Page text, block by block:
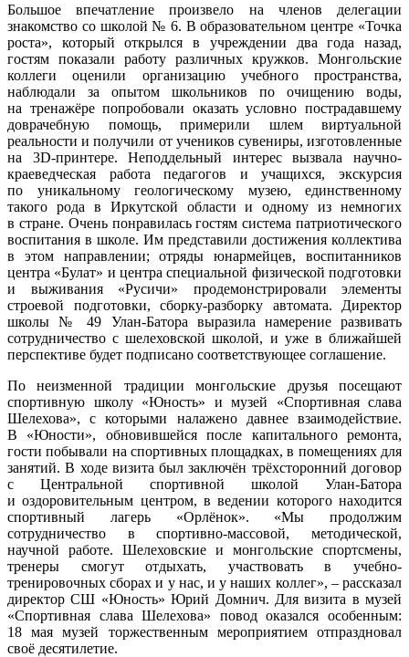
Большое впечатление произвело на членов делегации
знакомство со школой № 6. В образовательном центре «Точка
роста», который открылся в учреждении два года назад,
гостям показали работу различных кружков. Монгольские
коллеги оценили организацию учебного пространства,
наблюдали за опытом школьников по очищению воды,
на тренажёре попробовали оказать условно пострадавшему
доврачебную помощь, примерили шлем виртуальной
реальности и получили от учеников сувениры, изготовленные
на 3D-принтере. Неподдельный интерес вызвала научно-
краеведческая работа педагогов и учащихся, экскурсия
по уникальному геологическому музею, единственному
такого рода в Иркутской области и одному из немногих
в стране. Очень понравилась гостям система патриотического
воспитания в школе. Им представили достижения коллектива
в этом направлении; отряды юнармейцев, воспитанников
центра «Булат» и центра специальной физической подготовки
и выживания «Русичи» продемонстрировали элементы
строевой подготовки, сборку-разборку автомата. Директор
школы № 49 Улан-Батора выразила намерение развивать
сотрудничество с шелеховской школой, и уже в ближайшей
перспективе будет подписано соответствующее соглашение.
По неизменной традиции монгольские друзья посещают
спортивную школу «Юность» и музей «Спортивная слава
Шелехова», с которыми налажено давнее взаимодействие.
В «Юности», обновившейся после капитального ремонта,
гости побывали на спортивных площадках, в помещениях для
занятий. В ходе визита был заключён трёхсторонний договор
с Центральной спортивной школой Улан-Батора
и оздоровительным центром, в ведении которого находится
спортивный лагерь «Орлёнок». «Мы продолжим
сотрудничество в спортивно-массовой, методической,
научной работе. Шелеховские и монгольские спортсмены,
тренеры смогут отдыхать, участвовать в учебно-
тренировочных сборах и у нас, и у наших коллег», – рассказал
директор СШ «Юность» Юрий Домнич. Для визита в музей
«Спортивная слава Шелехова» повод оказался особенным:
18 мая музей торжественным мероприятием отпраздновал
своё десятилетие.